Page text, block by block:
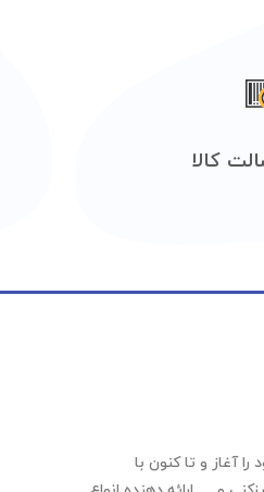
کالا
فعالیت خود را آغاز و تا کنون با